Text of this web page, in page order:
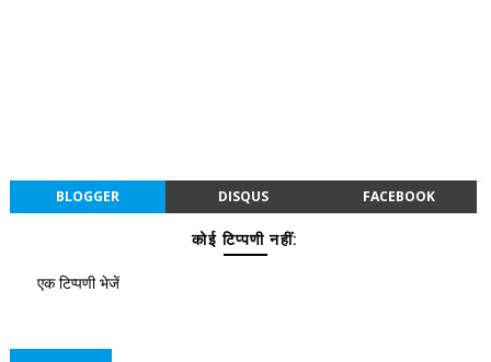
BLOGGER DISQUS FACEBOOK
कोई टिप्पणी नहीं:
एक टिप्पणी भेजें